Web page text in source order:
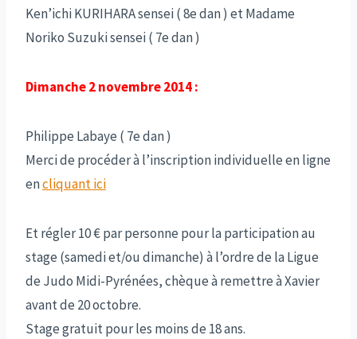
Ken’ichi KURIHARA sensei ( 8e dan ) et Madame
Noriko Suzuki sensei ( 7e dan )
Dimanche 2 novembre 2014 :
Philippe Labaye ( 7e dan )
Merci de procéder à l’inscription individuelle en ligne
encliquant ici
Et régler 10 € par personne pour la participation au
stage (samedi et/ou dimanche) à l’ordre de la Ligue
de Judo Midi-Pyrénées, chèque à remettre à Xavier
avant de 20 octobre.
Stage gratuit pour les moins de 18 ans.